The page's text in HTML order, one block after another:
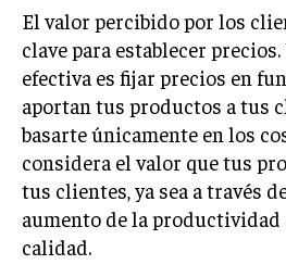
FINANZAS
FINANZAS Y
GESTIÓN DE RECURSOS
INVERSIONES Y
CONTABILIDAD
ECONOMÍA EMPRESARIAL
INTERNACIONAL
El valor percibido por los
clave para establecer
efectiva es fijar precios en
aportan tus productos a tus
basarte únicamente en los
considera el valor que tus
tus clientes, ya sea a través
aumento de la productividad
calidad.